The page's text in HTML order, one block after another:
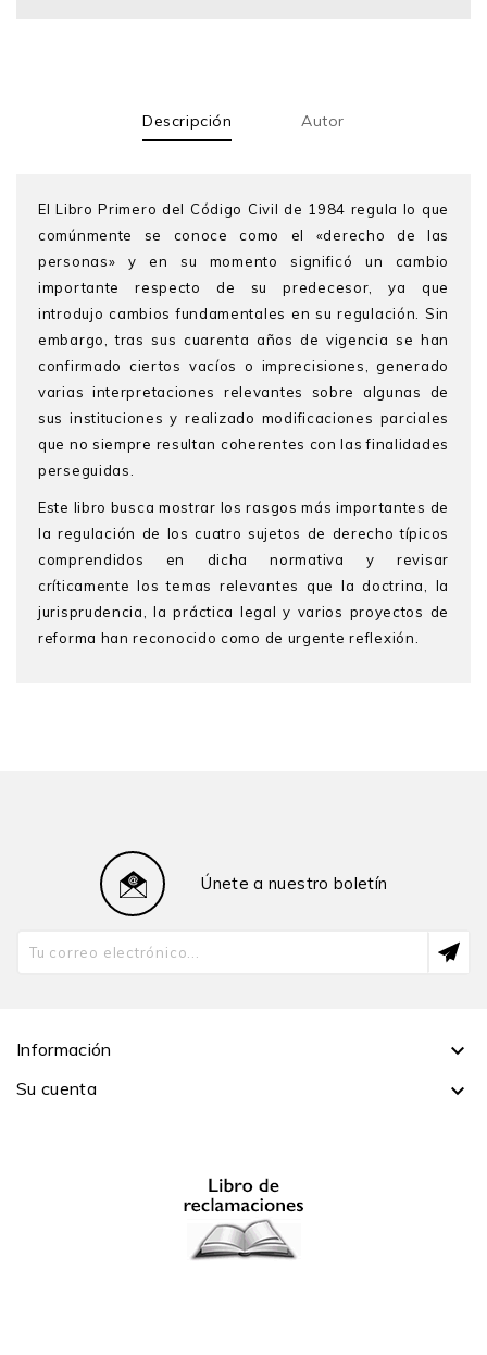
Descripción Autor
El Libro Primero del Código Civil de 1984 regula lo que
comúnmente se conoce como el «derecho de las
personas» y en su momento significó un cambio
importante respecto de su predecesor, ya que
introdujo cambios fundamentales en su regulación. Sin
embargo, tras sus cuarenta años de vigencia se han
confirmado ciertos vacíos o imprecisiones, generado
varias interpretaciones relevantes sobre algunas de
sus instituciones y realizado modificaciones parciales
que no siempre resultan coherentes con las finalidades
perseguidas.
Este libro busca mostrar los rasgos más importantes de
la regulación de los cuatro sujetos de derecho típicos
comprendidos en dicha normativa y revisar
críticamente los temas relevantes que la doctrina, la
jurisprudencia, la práctica legal y varios proyectos de
reforma han reconocido como de urgente reflexión.
por el Gobierno de Transición (2000) y la Comisión
para elaborar un Proyecto de Enmiendas del Código
Civil. Ha sido juez ad hoc en la Corte Interamericana de
de diversos centros de conciliación y arbitraje.
de la Academia Peruana de Derecho, de la cual ha sido
Únete a nuestro boletín
Información 
Su cuenta 